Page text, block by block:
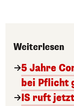
Weiterlesen
5 Jahre
bei Pflicht
IS ruft